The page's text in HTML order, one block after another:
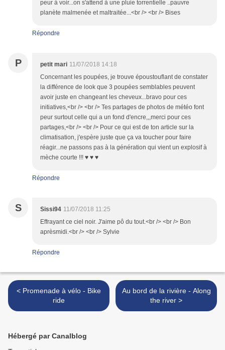
peur à voir...on s'attend à une pluie torrentielle ..pauvre
planète malmenée et maltraitée...<br /> <br /> Bises
Répondre
P petit mari 11/07/2018 14:18
Concernant les poupées, je trouve époustouflant de constater
la différence de look que 3 poupées semblables peuvent
avoir juste en changeant les cheveux...bravo pour ces
initiatives,<br /> <br /> Tes partages de photos de météo font
peur surtout celle qui a un fond d'encre,,,merci pour ces
partages,<br /> <br /> Pour ce qui est de ton article sur la
climatisation, j'espère juste que ça va toucher pour faire
réagir...ne passons pas à la génération qui vient un explosif à
mèche courte !!! ♥ ♥ ♥
Répondre
S Sissi94 11/07/2018 11:25
Effrayant ce ciel noir. J'aime pô du tout.<br /> <br /> Bon
aprèsmidi.<br /> <br /> Sylvie
Répondre
< Promenade à vélo - Bike
ride
Au bord de la rivière - Along
the river >
Hébergé par Canalblog